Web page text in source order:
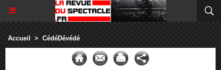
Accueil > CédéDévédé